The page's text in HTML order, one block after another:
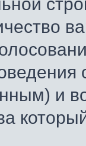
и